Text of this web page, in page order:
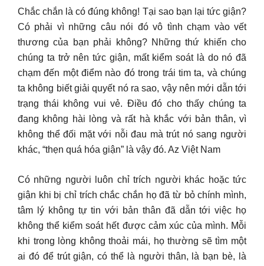
Chắc chắn là có đúng không! Tại sao bạn lại tức giận?
Có phải vì những câu nói đó vô tình chạm vào vết
thương của bạn phải không? Những thứ khiến cho
chúng ta trở nên tức giận, mất kiểm soát là do nó đã
chạm đến một điểm nào đó trong trái tim ta, và chúng
ta không biết giải quyết nó ra sao, vậy nên mới dẫn tới
trạng thái không vui vẻ. Điều đó cho thấy chúng ta
đang không hài lòng và rất hà khắc với bản thân, vì
không thể đối mặt với nỗi đau mà trút nó sang người
khác, “thẹn quá hóa giận” là vậy đó. Az Việt Nam
Có những người luôn chỉ trích người khác hoặc tức
giận khi bị chỉ trích chắc chắn họ đã từ bỏ chính mình,
tâm lý không tự tin với bản thân đã dẫn tới việc họ
không thể kiểm soát hết được cảm xúc của mình. Mỗi
khi trong lòng không thoải mái, họ thường sẽ tìm một
ai đó để trút giận, có thể là người thân, là bạn bè, là